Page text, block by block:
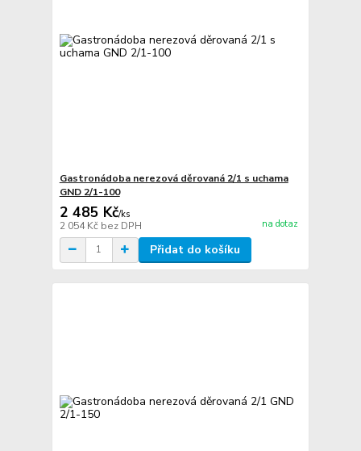
Gastronádoba nerezová děrovaná 2/1 s uchama
GND 2/1-100
2 485 Kč/ks
2 054 Kč bez DPH na dotaz
Přidat do košíku